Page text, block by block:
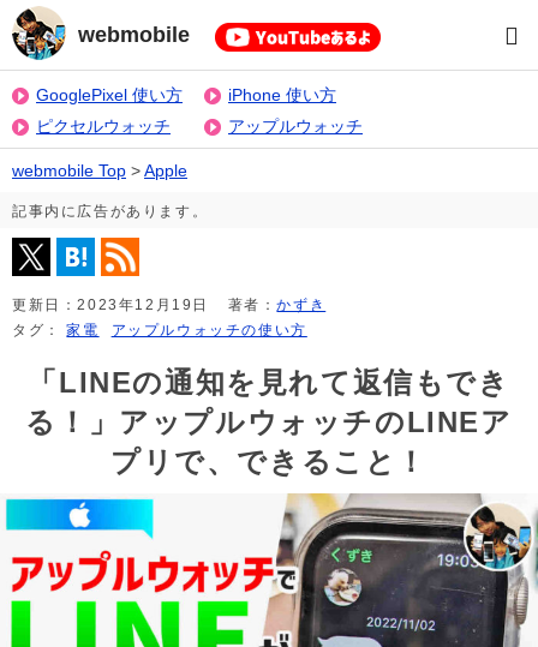
webmobile
GooglePixel 使い方
iPhone 使い方
ピクセルウォッチ
アップルウォッチ
webmobile Top >Apple
記事内に広告があります。
更新日：2023年12月19日 著者：かずき
タグ：家電 アップルウォッチの使い方
「LINEの通知を見れて返信もでき
る！」アップルウォッチのLINEア
プリで、できること！